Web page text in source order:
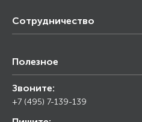
Сотрудничество
Снабжение строительства
Торговым организациям
Полезное
Калькулятор
Прайс лист
Звоните:
+7 (495) 7-139-139